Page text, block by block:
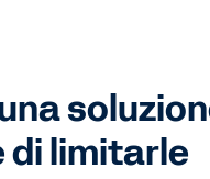
di limitarle